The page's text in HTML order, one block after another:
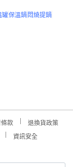
罐保溫鍋悶燒提鍋
款
退換貨政策
資訊安全